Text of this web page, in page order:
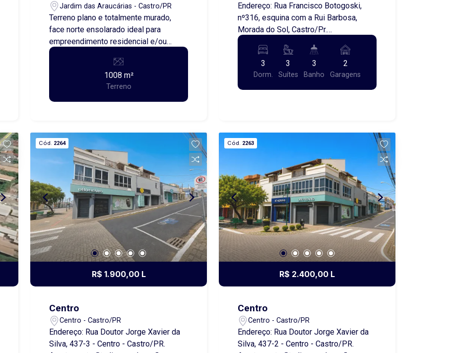
Jardim das Araucárias - Castro/PR
Terreno plano e totalmente murado,
face norte ensolarado ideal para
empreendimento residencial e/ou
ponto comercial com localização
estratégica à 410m da Av. que dá
acesso a Castrolanda, na Av. Pref.
Ronie Cardoso, e à 600m da PR-340
que dá acesso ao viaduto direção
ou entreposto de estoque de peças ou
cargas. A área total conta com 1.008 m².
Disponibilidade da venda da área
parcial (metade). *Opção 1 (Metade):
504 m² com 18m de frente por 28m de
extensão, à venda por R$ 400 mil cada
área. *Opção 2 (Área Total): 1.008 m² de
Terreno, medindo 36m de frente por
28m de extensão, à venda por R$ 710
mil. Interessou? Contate-nos!
Oportunidade de preço especial com
redução de R$ 90 mil na área total
válida por tempo indeterminado!!
1008 m²
Terreno
Endereço: Rua Francisco Botogoski,
nº316, esquina com a Rui Barbosa,
Morada do Sol, Castro/Pr.
Apresentamos uma excelente
oportunidade para quem busca
conforto, sofisticação e uma
localização privilegiada. Este lindo
sobrado novo está situado no bairro
da cidade. Projetado para oferecer
praticidade e qualidade de vida, o
imóvel conta com três amplas suítes no
pavimento superior, garantindo
privacidade e conforto para toda a
família. No piso térreo, os ambientes
são integrados e bem distribuídos, com
sala de estar, sala de jantar e cozinha,
além de lavabo e lavanderia. A garagem
coberta para dois veículos, possui duas
opções de churrasqueira, interna e
externa integrando uma área gourmet,
criando um espaço perfeito para
morar com todo o conforto ou para
investir em um imóvel de alto padrão e
grande potencial de valorização, esta é
uma oportunidade imperdível. Agende
3
Dorm.
3
Suítes
3
Banho
2
Garagens
Cód. 2264
R$ 1.900,00 L
Centro
Centro - Castro/PR
Endereço: Rua Doutor Jorge Xavier da
Silva, 437-3 - Centro - Castro/PR.
Cód. 2263
R$ 2.400,00 L
Centro
Centro - Castro/PR
Endereço: Rua Doutor Jorge Xavier da
Silva, 437-2 - Centro - Castro/PR.